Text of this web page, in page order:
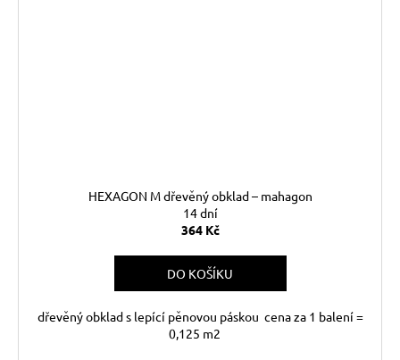
HEXAGON M dřevěný obklad – mahagon
14 dní
364 Kč
DO KOŠÍKU
dřevěný obklad s lepící pěnovou páskou cena za 1 balení =
0,125 m2